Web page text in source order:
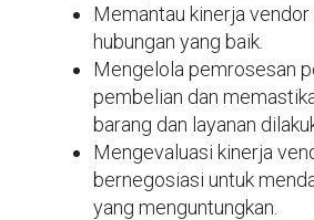
Memantau kinerja vendor
hubungan yang baik.
Mengelola pemrosesan
pembelian dan
barang dan layanan
Mengevaluasi kinerja
bernegosiasi untuk
yang menguntungkan.